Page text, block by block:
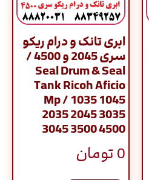
ابری تانک و درام ریکو
سری 2045 و 4500 /
Seal Drum & Seal
Tank Ricoh Aficio
Mp / 1035 1045
2035 2045 3035
3045 3500 4500
0تومان